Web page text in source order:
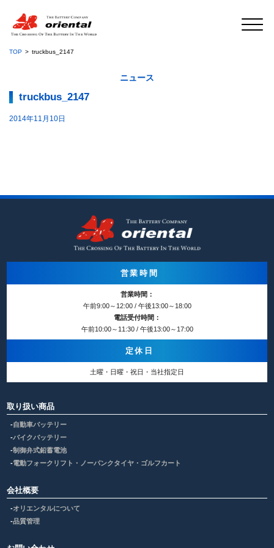
TOP truckbus_2147
ニュース
truckbus_2147
2014年11月10日
営業時間
営業時間：
午前9:00～12:00 / 午後13:00～18:00
電話受付時間：
午前10:00～11:30 / 午後13:00～17:00
定休日
土曜・日曜・祝日・当社指定日
取り扱い商品
自動車バッテリー
バイクバッテリー
制御弁式鉛蓄電池
電動フォークリフト・ノーパンクタイヤ・ゴルフカート
会社概要
オリエンタルについて
品質管理